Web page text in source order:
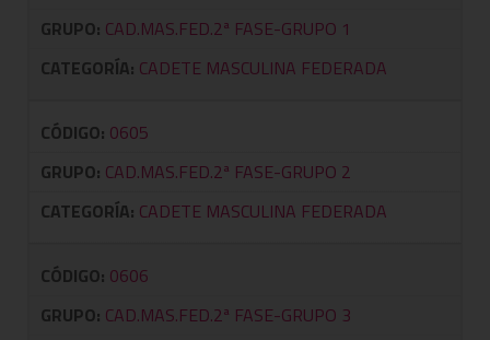
GRUPO: CAD.MAS.FED.2ª FASE-GRUPO 1
CATEGORÍA: CADETE MASCULINA FEDERADA
CÓDIGO: 0605
GRUPO: CAD.MAS.FED.2ª FASE-GRUPO 2
CATEGORÍA: CADETE MASCULINA FEDERADA
CÓDIGO: 0606
GRUPO: CAD.MAS.FED.2ª FASE-GRUPO 3